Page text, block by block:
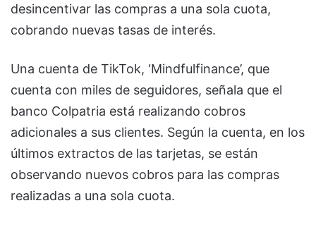
desincentivar las compras a una sola cuota,
cobrando nuevas tasas de interés.
Una cuenta de TikTok, ‘Mindfulfinance’, que
cuenta con miles de seguidores, señala que el
banco Colpatria está realizando cobros
adicionales a sus clientes. Según la cuenta, en los
últimos extractos de las tarjetas, se están
observando nuevos cobros para las compras
realizadas a una sola cuota.